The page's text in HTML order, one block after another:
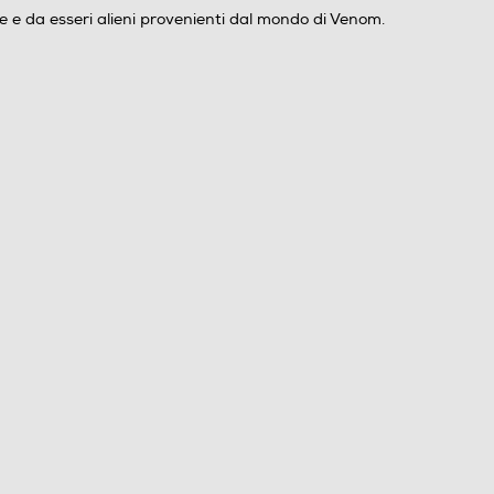
da esseri alieni provenienti dal mondo di Venom.